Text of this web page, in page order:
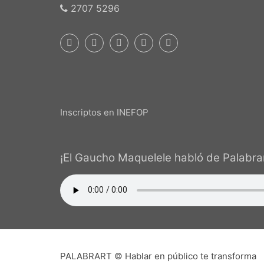
2707 5296
Inscriptos en INEFOP
¡El Gaucho Maquelele habló de
PALABRART © Hablar en público te transforma